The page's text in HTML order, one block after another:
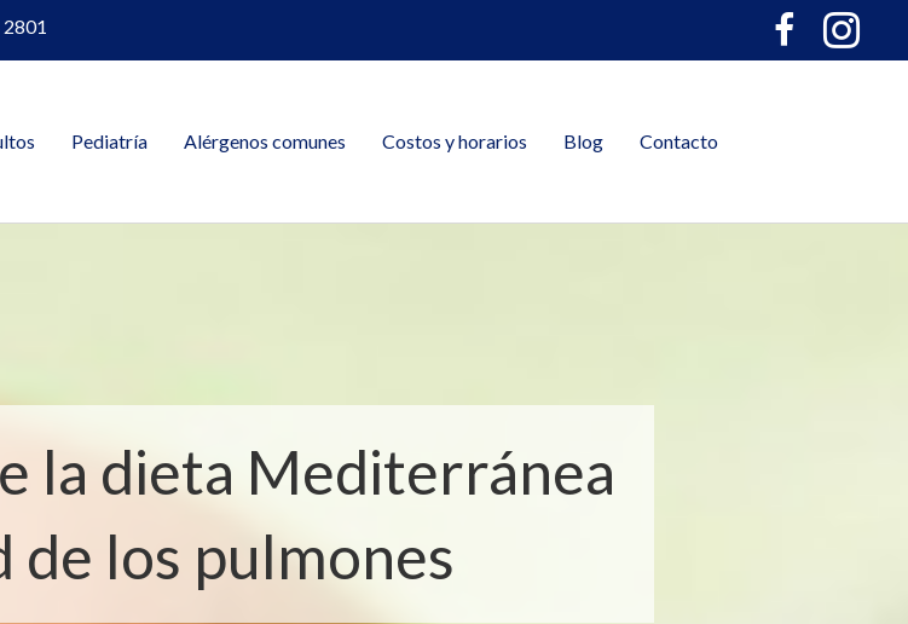
Pediatría Alérgenos comunes Costos y horarios Blog Contacto
la dieta Mediterránea
de los pulmones